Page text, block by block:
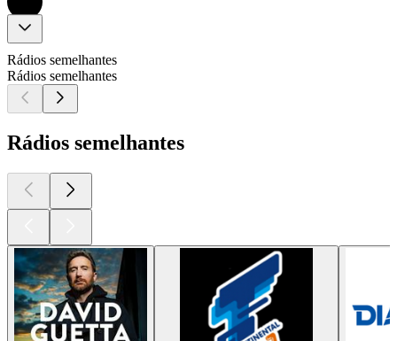
Rádios semelhantes
Rádios semelhantes
Rádios semelhantes